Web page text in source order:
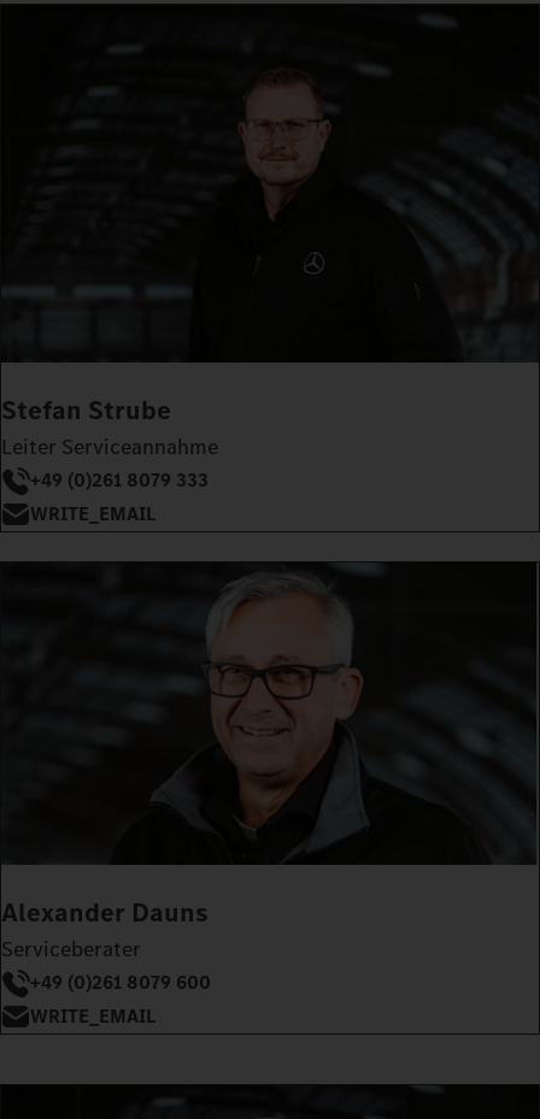
Stefan Strube
Leiter Serviceannahme
+49 (0)261 8079 333
WRITE_EMAIL
Alexander Dauns
Serviceberater
+49 (0)261 8079 600
WRITE_EMAIL